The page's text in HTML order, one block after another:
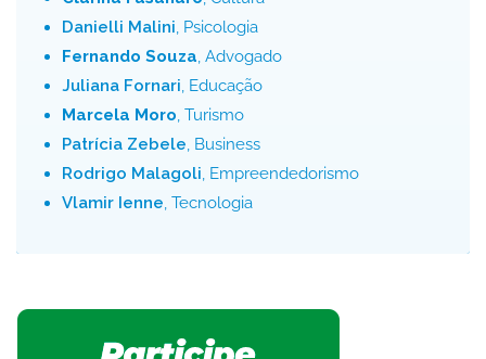
Danielli Malini, Psicologia
Fernando Souza, Advogado
Juliana Fornari, Educação
Marcela Moro, Turismo
Patrícia Zebele, Business
Rodrigo Malagoli, Empreendedorismo
Vlamir Ienne, Tecnologia